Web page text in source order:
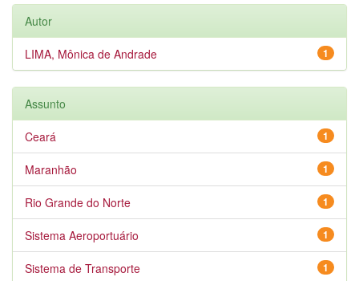
Autor
1
LIMA, Mônica de Andrade
Assunto
1
Ceará
1
Maranhão
1
Rio Grande do Norte
1
Sistema Aeroportuário
1
Sistema de Transporte